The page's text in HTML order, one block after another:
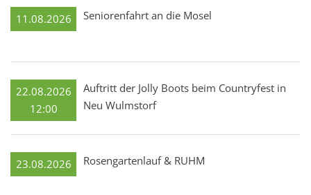
11.08.2026 Seniorenfahrt an die Mosel
22.08.2026
12:00
Auftritt der Jolly Boots beim Countryfest in
Neu Wulmstorf
23.08.2026 Rosengartenlauf & RUHM